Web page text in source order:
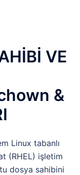
VE
&
Linux tabanlı
(RHEL) işletim
dosya sahibini